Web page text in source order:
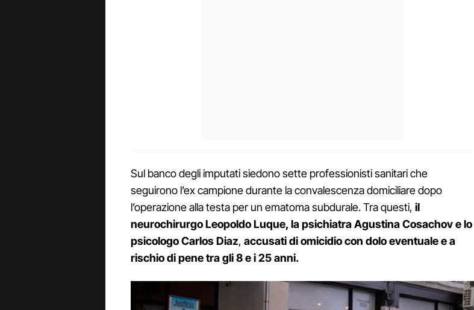
Sul banco degli imputati siedono sette professionisti sanitari che
seguirono l’ex campione durante la convalescenza domiciliare dopo
l’operazione alla testa per un ematoma subdurale. Tra questi, il
neurochirurgo Leopoldo Luque, la psichiatra Agustina Cosachov e lo
psicologo Carlos Diaz, accusati di omicidio con dolo eventuale e a
rischio di pene tra gli 8 e i 25 anni.